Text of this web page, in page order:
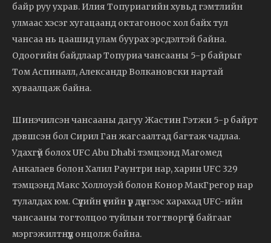
байр руу ухрав. Илия Топуриагийн хувьд гэмтлийн
улмаас хэсэг хугацаанд октагоноос хол байх тул
чансаа нь цаашид улам буурах эрсдэлтэй байна.
Одоогийн байдлаар Топуриа чансааны 5-р байрыг
Том Аспиналл, Александр Волкановски нартай
хуваалцаж байна.
Шинэчилсэн чансааны дагуу Жастин Гэтжи 5-р байрт
дэвшсэн бол Сирил Ган жагсаалтад багтаж чадлаа.
Удахгүй болох UFC Abu Dhabi тэмцээнд Магомед
Анкалаев болон Халил Раунтри нар, харин UFC 329
тэмцээнд Макс Холлоуэй болон Конор МакГрегор нар
тулалдах юм. Сүүлийн үеийн үр дүнгээс харахад UFC-ийн
чансааны тогтолцоо туйлын тогтворгүй байгааг
мэргэжилтнүүд онцолж байна.